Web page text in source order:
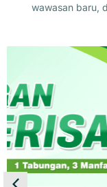
wawasan baru,